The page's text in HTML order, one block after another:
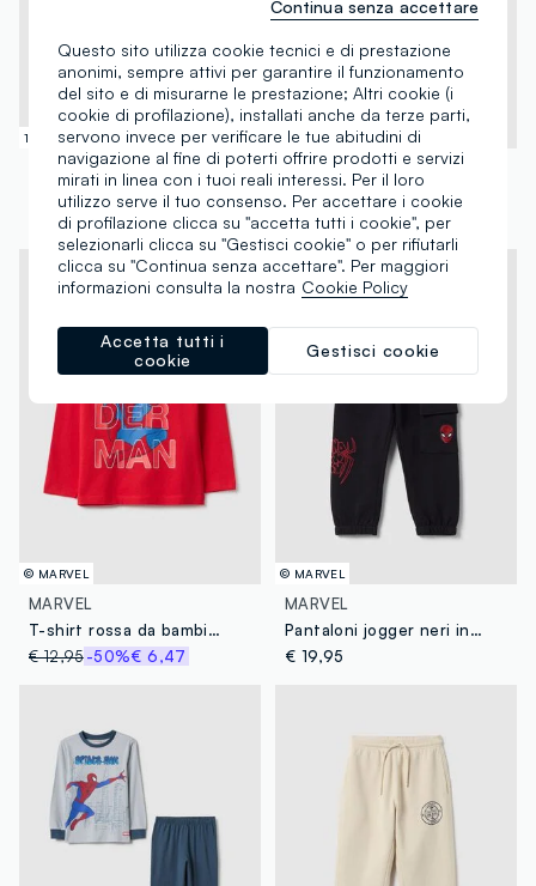
100% Cotone
OVS KIDS
€ 12,95-50%€ 6,47
OVS KIDS
€ 16,95-50%€ 8,47
© MARVEL
MARVEL
T-shirt rossa da bambino in puro cotone over fit con stampa SpiderMan
€ 12,95-50%€ 6,47
© MARVEL
MARVEL
Pantaloni jogger neri in misto cotone con grafiche MARVEL Spider-Man per bambino
€ 19,95
Questo sito utilizza cookie tecnici e di prestazione
anonimi, sempre attivi per garantire il funzionamento
del sito e di misurarne le prestazione; Altri cookie (i
cookie di profilazione), installati anche da terze parti,
servono invece per verificare le tue abitudini di
navigazione al fine di poterti offrire prodotti e servizi
mirati in linea con i tuoi reali interessi. Per il loro
utilizzo serve il tuo consenso. Per accettare i cookie
di profilazione clicca su "accetta tutti i cookie", per
selezionarli clicca su "Gestisci cookie" o per rifiutarli
clicca su "Continua senza accettare". Per maggiori
informazioni consulta la nostra Cookie Policy
Gestisci cookie
Accetta tutti i
cookie
Continua senza accettare